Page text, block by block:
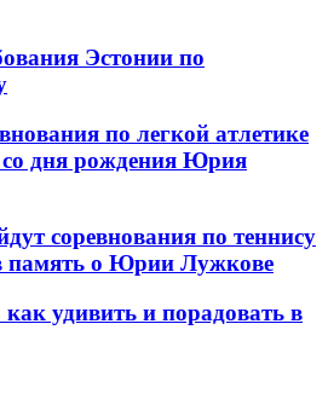
Эстонии по
по легкой атлетике
дня рождения Юрия
соревнования по теннису
память о Юрии Лужкове
удивить и порадовать в